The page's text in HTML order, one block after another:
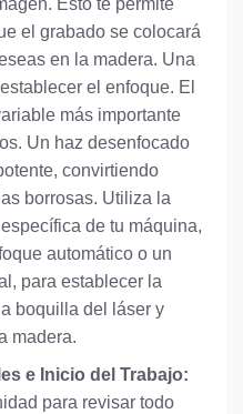
el grabado se colocará
en la madera. Una
el enfoque. El
más importante
Un haz desenfocado
convirtiendo
borrosas. Utiliza la
de tu máquina,
automático o un
para establecer la
boquilla del láser y
madera.
e Inicio del Trabajo:
para revisar todo